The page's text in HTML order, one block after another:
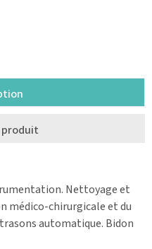
produit
Nettoyage et
médico-chirurgicale et du
automatique. Bidon